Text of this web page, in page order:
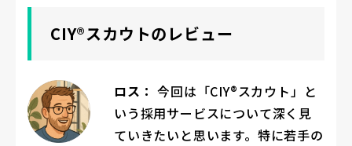
ー
CIY®スカウトのレビュー
ロス： 今回は「CIY®スカウト」と
いう採用サービスについて深く見
ていきたいと思います。特に若手の